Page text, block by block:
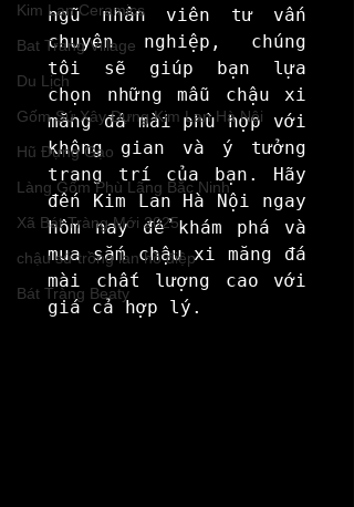
Kim Lan Ceramics
Bat Trang Village
Du Lịch
Gốm Sứ Xây Dựng Kim Lan Hà Nội
Hũ Đựng Gạo
Làng Gốm Phù Lãng Bắc Ninh
Xã Bát Tràng Mới 2025
chậu sứ trồng lan hồ điệp
Bát Tràng Beaty
ngũ nhân viên tư vấn
chuyên nghiệp, chúng
tôi sẽ giúp bạn lựa
chọn những mẫu chậu xi
măng đá mài phù hợp với
không gian và ý tưởng
trang trí của bạn. Hãy
đến Kim Lan Hà Nội ngay
hôm nay để khám phá và
mua sắm chậu xi măng đá
mài chất lượng cao với